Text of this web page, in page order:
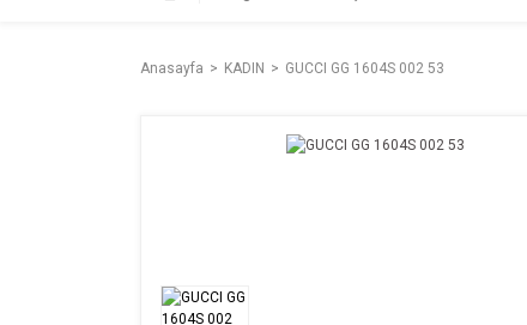
Anasayfa KADIN GUCCI GG 1604S 002 53